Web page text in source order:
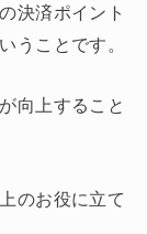
決済ポイント
うことです。
向上すること
のお役に立て